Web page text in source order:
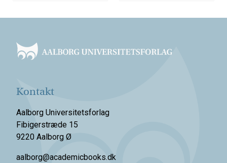
Kontakt
Aalborg Universitetsforlag
Fibigerstræde 15
9220 Aalborg Ø
aalborg@academicbooks.dk